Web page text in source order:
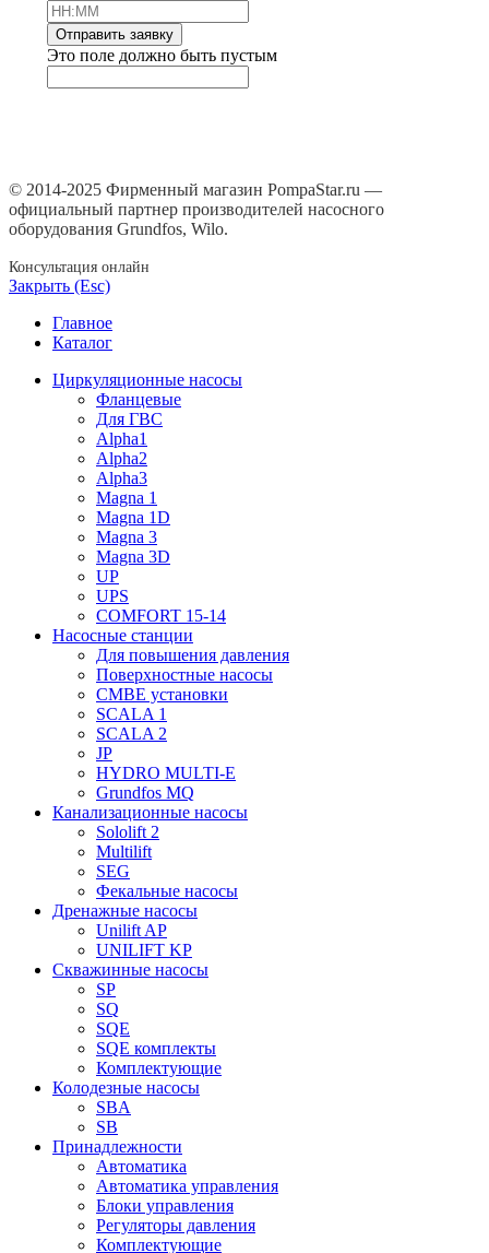
Отправить заявку
Это поле должно быть пустым
© 2014-2025 Фирменный магазин PompaStar.ru —
официальный партнер производителей насосного
оборудования Grundfos, Wilo.
Консультация онлайн
Закрыть (Esc)
Главное
Каталог
Циркуляционные насосы
Фланцевые
Для ГВС
Alpha1
Alpha2
Alpha3
Magna 1
Magna 1D
Magna 3
Magna 3D
UP
UPS
COMFORT 15-14
Насосные станции
Для повышения давления
Поверхностные насосы
CMBE установки
SCALA 1
SCALA 2
JP
HYDRO MULTI-E
Grundfos MQ
Канализационные насосы
Sololift 2
Multilift
SEG
Фекальные насосы
Дренажные насосы
Unilift AP
UNILIFT KP
Скважинные насосы
SP
SQ
SQE
SQE комплекты
Комплектующие
Колодезные насосы
SBA
SB
Принадлежности
Автоматика
Автоматика управления
Блоки управления
Регуляторы давления
Комплектующие